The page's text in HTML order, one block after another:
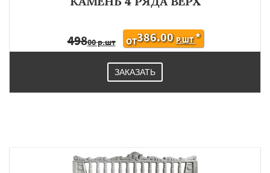
49800 р.шт ОТ386.00 Р.ШТ*
ЗАКАЗАТЬ